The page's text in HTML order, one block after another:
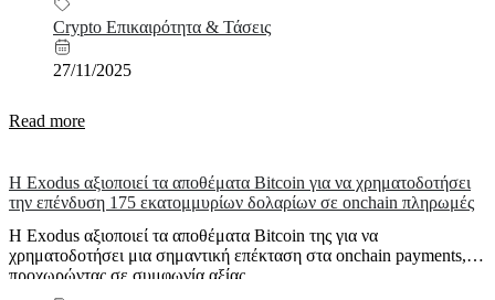
Crypto Επικαιρότητα & Τάσεις
27/11/2025
Read more
Η Exodus αξιοποιεί τα αποθέματα Bitcoin για να χρηματοδοτήσει
την επένδυση 175 εκατομμυρίων δολαρίων σε onchain πληρωμές
Η Exodus αξιοποιεί τα αποθέματα Bitcoin της για να
χρηματοδοτήσει μια σημαντική επέκταση στα onchain payments,
προχωρώντας σε συμφωνία αξίας...